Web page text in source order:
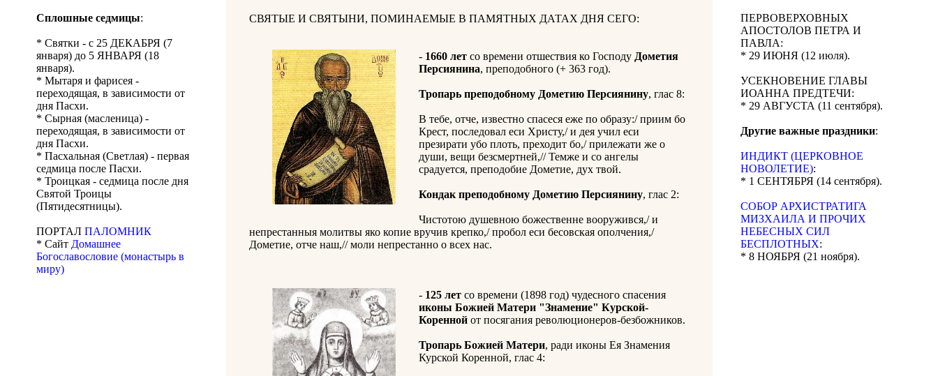
Сплошные седмицы:
* Святки - с 25 ДЕКАБРЯ (7
января) до 5 ЯНВАРЯ (18
января).
* Мытаря и фарисея -
переходящая, в зависимости от
дня Пасхи.
* Сырная (масленица) -
переходящая, в зависимости от
дня Пасхи.
* Пасхальная (Светлая) - первая
седмица после Пасхи.
* Троицкая - седмица после дня
Святой Троицы
(Пятидесятницы).
ПОРТАЛ ПАЛОМНИК
* Сайт Домашнее
Богославословие (монастырь в
миру)
СВЯТЫЕ И СВЯТЫНИ, ПОМИНАЕМЫЕ В ПАМЯТНЫХ ДАТАХ ДНЯ СЕГО:
- 1660 лет со времени отшествия ко Господу Дометия
Персиянина, преподобного (+ 363 год).
Тропарь преподобному Дометию Персиянину, глас 8:
В тебе, отче, известно спасеся еже по образу:/ приим бо
Крест, последовал еси Христу,/ и дея учил еси
презирати убо плоть, преходит бо,/ прилежати же о
души, вещи безсмертней,// Темже и со ангелы
срадуется, преподобие Дометие, дух твой.
Кондак преподобному Дометию Персиянину, глас 2:
Чистотою душевною божественне вооружився,/ и
непрестанныя молитвы яко копие вручив крепко,/ пробол еси бесовская ополчения,/
Дометие, отче наш,// моли непрестанно о всех нас.
- 125 лет со времени (1898 год) чудесного спасения
иконы Божией Матери "Знамение" Курской-
Коренной от посягания революционеров-безбожников.
Тропарь Божией Матери, ради иконы Ея Знамения
Курской Коренной, глас 4:
ПЕРВОВЕРХОВНЫХ
АПОСТОЛОВ ПЕТРА И
ПАВЛА:
* 29 ИЮНЯ (12 июля).
УСЕКНОВЕНИЕ ГЛАВЫ
ИОАННА ПРЕДТЕЧИ:
* 29 АВГУСТА (11 сентября).
Другие важные праздники:
ИНДИКТ (ЦЕРКОВНОЕ
НОВОЛЕТИЕ):
* 1 СЕНТЯБРЯ (14 сентября).
CОБОР АРХИСТРАТИГА
МИЗХАИЛА И ПРОЧИХ
НЕБЕСНЫХ СИЛ
БЕСПЛОТНЫХ:
* 8 НОЯБРЯ (21 ноября).